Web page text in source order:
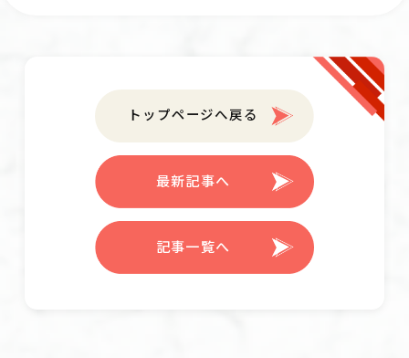
トップページへ戻る
最新記事へ
記事一覧へ